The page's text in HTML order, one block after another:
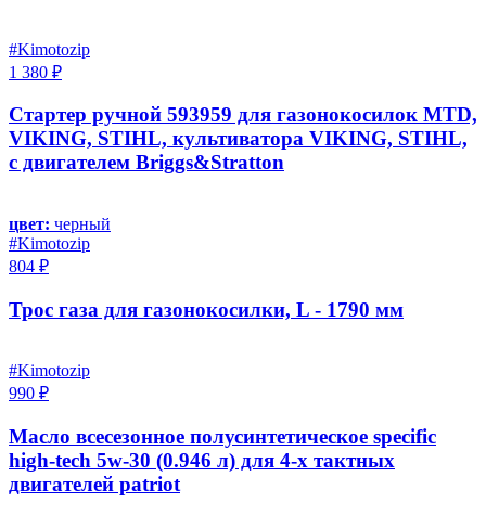
#Kimotozip
1 380 ₽
Стартер ручной 593959 для газонокосилок MTD,
VIKING, STIHL, культиватора VIKING, STIHL,
с двигателем Briggs&Stratton
цвет: черный
#Kimotozip
804 ₽
Трос газа для газонокосилки, L - 1790 мм
#Kimotozip
990 ₽
Масло всесезонное полусинтетическое specific
high-tech 5w-30 (0.946 л) для 4-х тактных
двигателей patriot